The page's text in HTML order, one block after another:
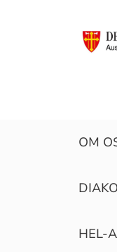
OM
HEL-